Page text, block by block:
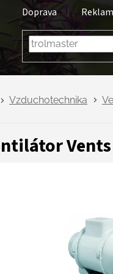
Doprava
Vzduchotechnika